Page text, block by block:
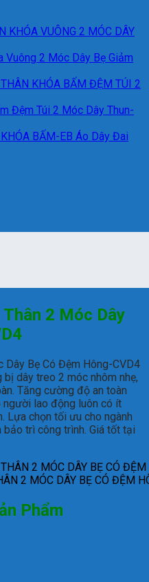
Vuông 2 Móc Dây Bẹ Giảm
Đệm Túi 2 Móc Dây Thun-
Áo Dây Đai
Thân 2 Móc Dây
Dây Bẹ Có Đệm Hông-CVD4
dây treo 2 móc nhôm nhẹ,
Tăng cường độ an toàn
lao động luôn có ít
Lựa chọn tối ưu cho ngành
trì công trình. Giá tốt tại
2 MÓC DÂY BẸ CÓ ĐỆM
Phẩm